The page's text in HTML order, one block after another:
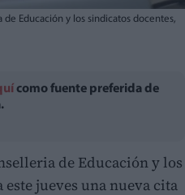
Educación y los sindicatos docentes,
como fuente preferida de
de Educación y los
jueves una nueva cita